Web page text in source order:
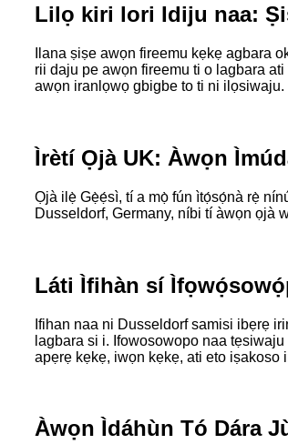
Lilọ kiri lori Idiju naa:
Ilana ṣiṣe awọn fireemu kẹkẹ agbara
rii daju pe awọn fireemu ti o lagbara
awọn iranlọwọ gbigbe to ti ni ilọsiwaju.
Ìrètí Ọjà UK: Àwọn
Ọjà ilẹ̀ Gẹ̀ẹ́sì, tí a mọ̀ fún ìtọ́sọ́nà rẹ̀
Dusseldorf, Germany, níbi tí àwọn ọjà
Láti Ìfihàn sí
Ifihan naa ni Dusseldorf samisi ibẹrẹ
lagbara si i. Ifowosowopo naa
apẹrẹ kẹkẹ, iwọn kẹkẹ, ati eto iṣakoso
Àwọn Ìdáhùn Tó Dára